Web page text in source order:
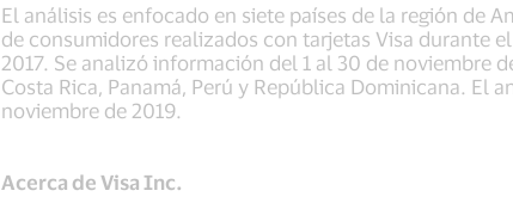
El análisis es enfocado en siete países de la región de
de consumidores realizados con tarjetas Visa durante
2017. Se analizó información del 1 al 30 de noviembre
Costa Rica, Panamá, Perú y República Dominicana. El
noviembre de 2019.
Acerca de Visa Inc.